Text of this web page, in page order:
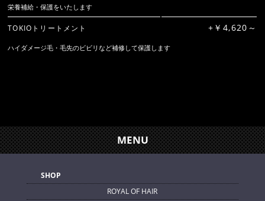
栄養補給・保護をいたします
TOKIOトリートメント +￥4,620～
ハイダメージ毛・毛先のビビリなど補修して保護します
MENU
SHOP
ROYAL OF HAIR